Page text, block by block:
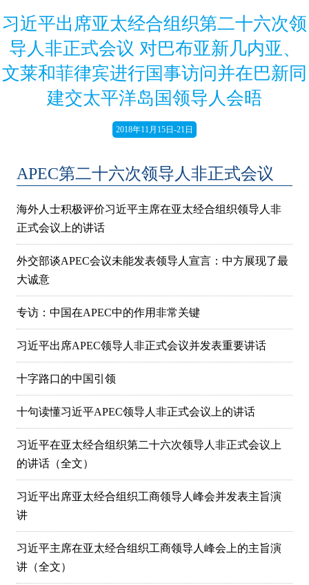
习近平出席亚太经合组织第二十六次领
导人非正式会议 对巴布亚新几内亚、
文莱和菲律宾进行国事访问并在巴新同
建交太平洋岛国领导人会晤
2018年11月15日-21日
APEC第二十六次领导人非正式会议
海外人士积极评价习近平主席在亚太经合组织领导人非
正式会议上的讲话
外交部谈APEC会议未能发表领导人宣言：中方展现了最
大诚意
专访：中国在APEC中的作用非常关键
习近平出席APEC领导人非正式会议并发表重要讲话
十字路口的中国引领
十句读懂习近平APEC领导人非正式会议上的讲话
习近平在亚太经合组织第二十六次领导人非正式会议上
的讲话（全文）
习近平出席亚太经合组织工商领导人峰会并发表主旨演
讲
习近平主席在亚太经合组织工商领导人峰会上的主旨演
讲（全文）